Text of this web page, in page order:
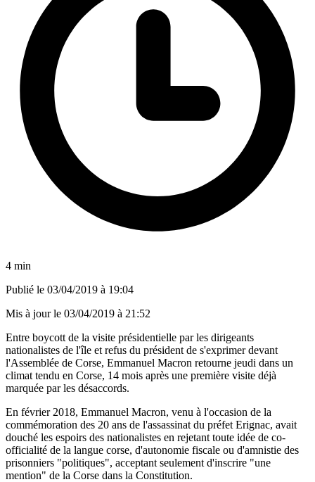
4 min
Publié le 03/04/2019 à 19:04
Mis à jour le 03/04/2019 à 21:52
Entre boycott de la visite présidentielle par les dirigeants
nationalistes de l'île et refus du président de s'exprimer devant
l'Assemblée de Corse, Emmanuel Macron retourne jeudi dans un
climat tendu en Corse, 14 mois après une première visite déjà
marquée par les désaccords.
En février 2018, Emmanuel Macron, venu à l'occasion de la
commémoration des 20 ans de l'assassinat du préfet Erignac, avait
douché les espoirs des nationalistes en rejetant toute idée de co-
officialité de la langue corse, d'autonomie fiscale ou d'amnistie des
prisonniers "politiques", acceptant seulement d'inscrire "une
mention" de la Corse dans la Constitution.